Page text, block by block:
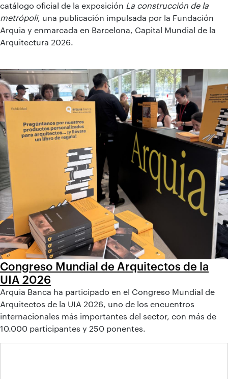
catálogo oficial de la exposición La construcción de la
metrópoli, una publicación impulsada por la Fundación
Arquia y enmarcada en Barcelona, Capital Mundial de la
Arquitectura 2026.
Congreso Mundial de Arquitectos de la
UIA 2026
Arquia Banca ha participado en el Congreso Mundial de
Arquitectos de la UIA 2026, uno de los encuentros
internacionales más importantes del sector, con más de
10.000 participantes y 250 ponentes.